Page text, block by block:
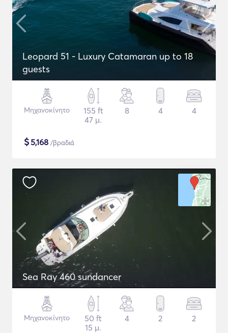
Leopard 51 - Luxury Catamaran up to 18
guests
Μηχανοκίνητο
155 ft
47 μ.
8 4 4
$5,168 /βραδιά
Sea Ray 460 sundancer
Μηχανοκίνητο
50 ft
15 μ.
4 2 2